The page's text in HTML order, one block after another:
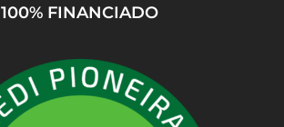
100% FINANCIADO